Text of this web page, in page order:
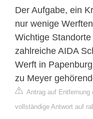
Der Aufgabe, ein
nur wenige
Wichtige
zahlreiche AIDA
Werft in
zu Meyer
Antrag auf Entfernung
vollständige Antwort auf